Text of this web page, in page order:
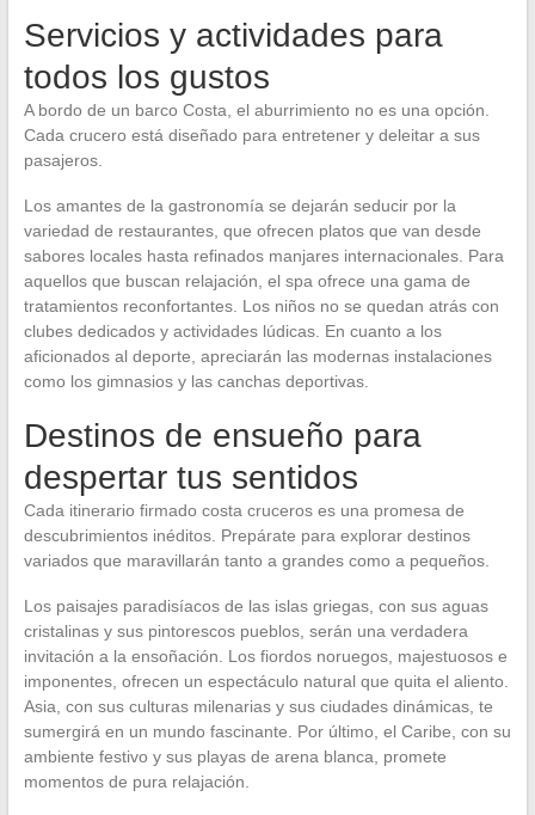
Servicios y actividades para
todos los gustos
A bordo de un barco Costa, el aburrimiento no es una opción.
Cada crucero está diseñado para entretener y deleitar a sus
pasajeros.
Los amantes de la gastronomía se dejarán seducir por la
variedad de restaurantes, que ofrecen platos que van desde
sabores locales hasta refinados manjares internacionales. Para
aquellos que buscan relajación, el spa ofrece una gama de
tratamientos reconfortantes. Los niños no se quedan atrás con
clubes dedicados y actividades lúdicas. En cuanto a los
aficionados al deporte, apreciarán las modernas instalaciones
como los gimnasios y las canchas deportivas.
Destinos de ensueño para
despertar tus sentidos
Cada itinerario firmado costa cruceros es una promesa de
descubrimientos inéditos. Prepárate para explorar destinos
variados que maravillarán tanto a grandes como a pequeños.
Los paisajes paradisíacos de las islas griegas, con sus aguas
cristalinas y sus pintorescos pueblos, serán una verdadera
invitación a la ensoñación. Los fiordos noruegos, majestuosos e
imponentes, ofrecen un espectáculo natural que quita el aliento.
Asia, con sus culturas milenarias y sus ciudades dinámicas, te
sumergirá en un mundo fascinante. Por último, el Caribe, con su
ambiente festivo y sus playas de arena blanca, promete
momentos de pura relajación.